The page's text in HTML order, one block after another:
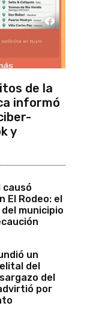
de la
informó
y
causó
El Rodeo: el
municipio
un
del
del
por